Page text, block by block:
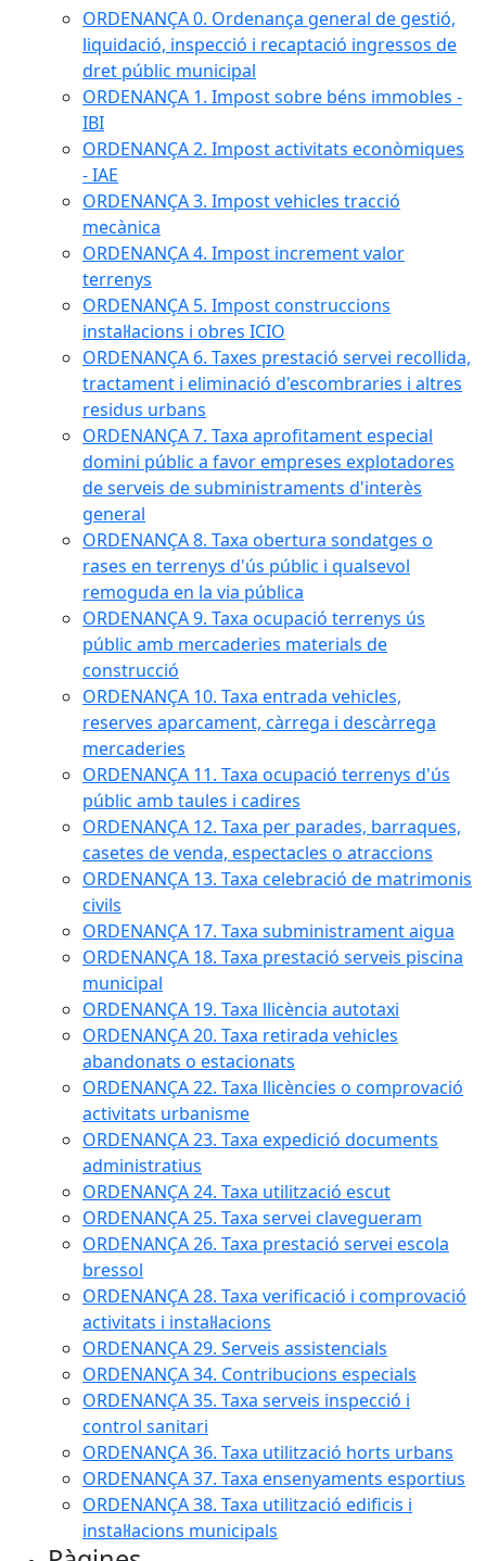
ORDENANÇA 0. Ordenança general de gestió,
liquidació, inspecció i recaptació ingressos de
dret públic municipal
ORDENANÇA 1. Impost sobre béns immobles -
IBI
ORDENANÇA 2. Impost activitats econòmiques
- IAE
ORDENANÇA 3. Impost vehicles tracció
mecànica
ORDENANÇA 4. Impost increment valor
terrenys
ORDENANÇA 5. Impost construccions
instal·lacions i obres ICIO
ORDENANÇA 6. Taxes prestació servei recollida,
tractament i eliminació d'escombraries i altres
residus urbans
ORDENANÇA 7. Taxa aprofitament especial
domini públic a favor empreses explotadores
de serveis de subministraments d'interès
general
ORDENANÇA 8. Taxa obertura sondatges o
rases en terrenys d'ús públic i qualsevol
remoguda en la via pública
ORDENANÇA 9. Taxa ocupació terrenys ús
públic amb mercaderies materials de
construcció
ORDENANÇA 10. Taxa entrada vehicles,
reserves aparcament, càrrega i descàrrega
mercaderies
ORDENANÇA 11. Taxa ocupació terrenys d'ús
públic amb taules i cadires
ORDENANÇA 12. Taxa per parades, barraques,
casetes de venda, espectacles o atraccions
ORDENANÇA 13. Taxa celebració de matrimonis
civils
ORDENANÇA 17. Taxa subministrament aigua
ORDENANÇA 18. Taxa prestació serveis piscina
municipal
ORDENANÇA 19. Taxa llicència autotaxi
ORDENANÇA 20. Taxa retirada vehicles
abandonats o estacionats
ORDENANÇA 22. Taxa llicències o comprovació
activitats urbanisme
ORDENANÇA 23. Taxa expedició documents
administratius
ORDENANÇA 24. Taxa utilització escut
ORDENANÇA 25. Taxa servei clavegueram
ORDENANÇA 26. Taxa prestació servei escola
bressol
ORDENANÇA 28. Taxa verificació i comprovació
activitats i instal·lacions
ORDENANÇA 29. Serveis assistencials
ORDENANÇA 34. Contribucions especials
ORDENANÇA 35. Taxa serveis inspecció i
control sanitari
ORDENANÇA 36. Taxa utilització horts urbans
ORDENANÇA 37. Taxa ensenyaments esportius
ORDENANÇA 38. Taxa utilització edificis i
instal·lacions municipals